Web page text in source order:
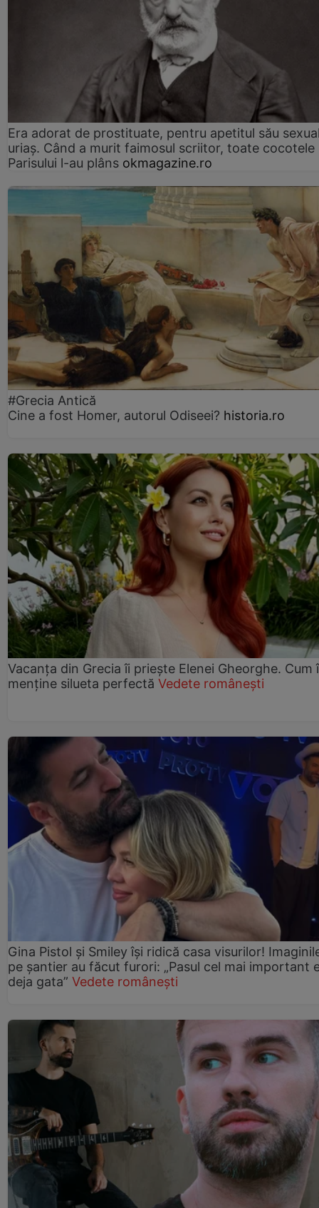
Era adorat de prostituate, pentru apetitul său
uriaș. Când a murit faimosul scriitor, toate cocotele
Parisului l-au plâns okmagazine.ro
#Grecia Antică
Cine a fost Homer, autorul Odiseei? historia.ro
Vacanța din Grecia îi priește Elenei Gheorghe. Cum
menține silueta perfectă Vedete românești
Gina Pistol și Smiley își ridică casa visurilor!
pe șantier au făcut furori: „Pasul cel mai important
deja gata” Vedete românești